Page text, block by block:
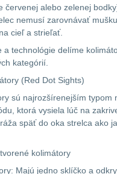
9
červenej alebo zelenej
nemusí zarovnávať
cieľ a strieľať.
a technológie delíme
kategórií.
(Red Dot Sights)
sú najrozšírenejším typom
ktorá vysiela lúč na
späť do oka strelca ako
kolimátory
Majú jedno sklíčko a